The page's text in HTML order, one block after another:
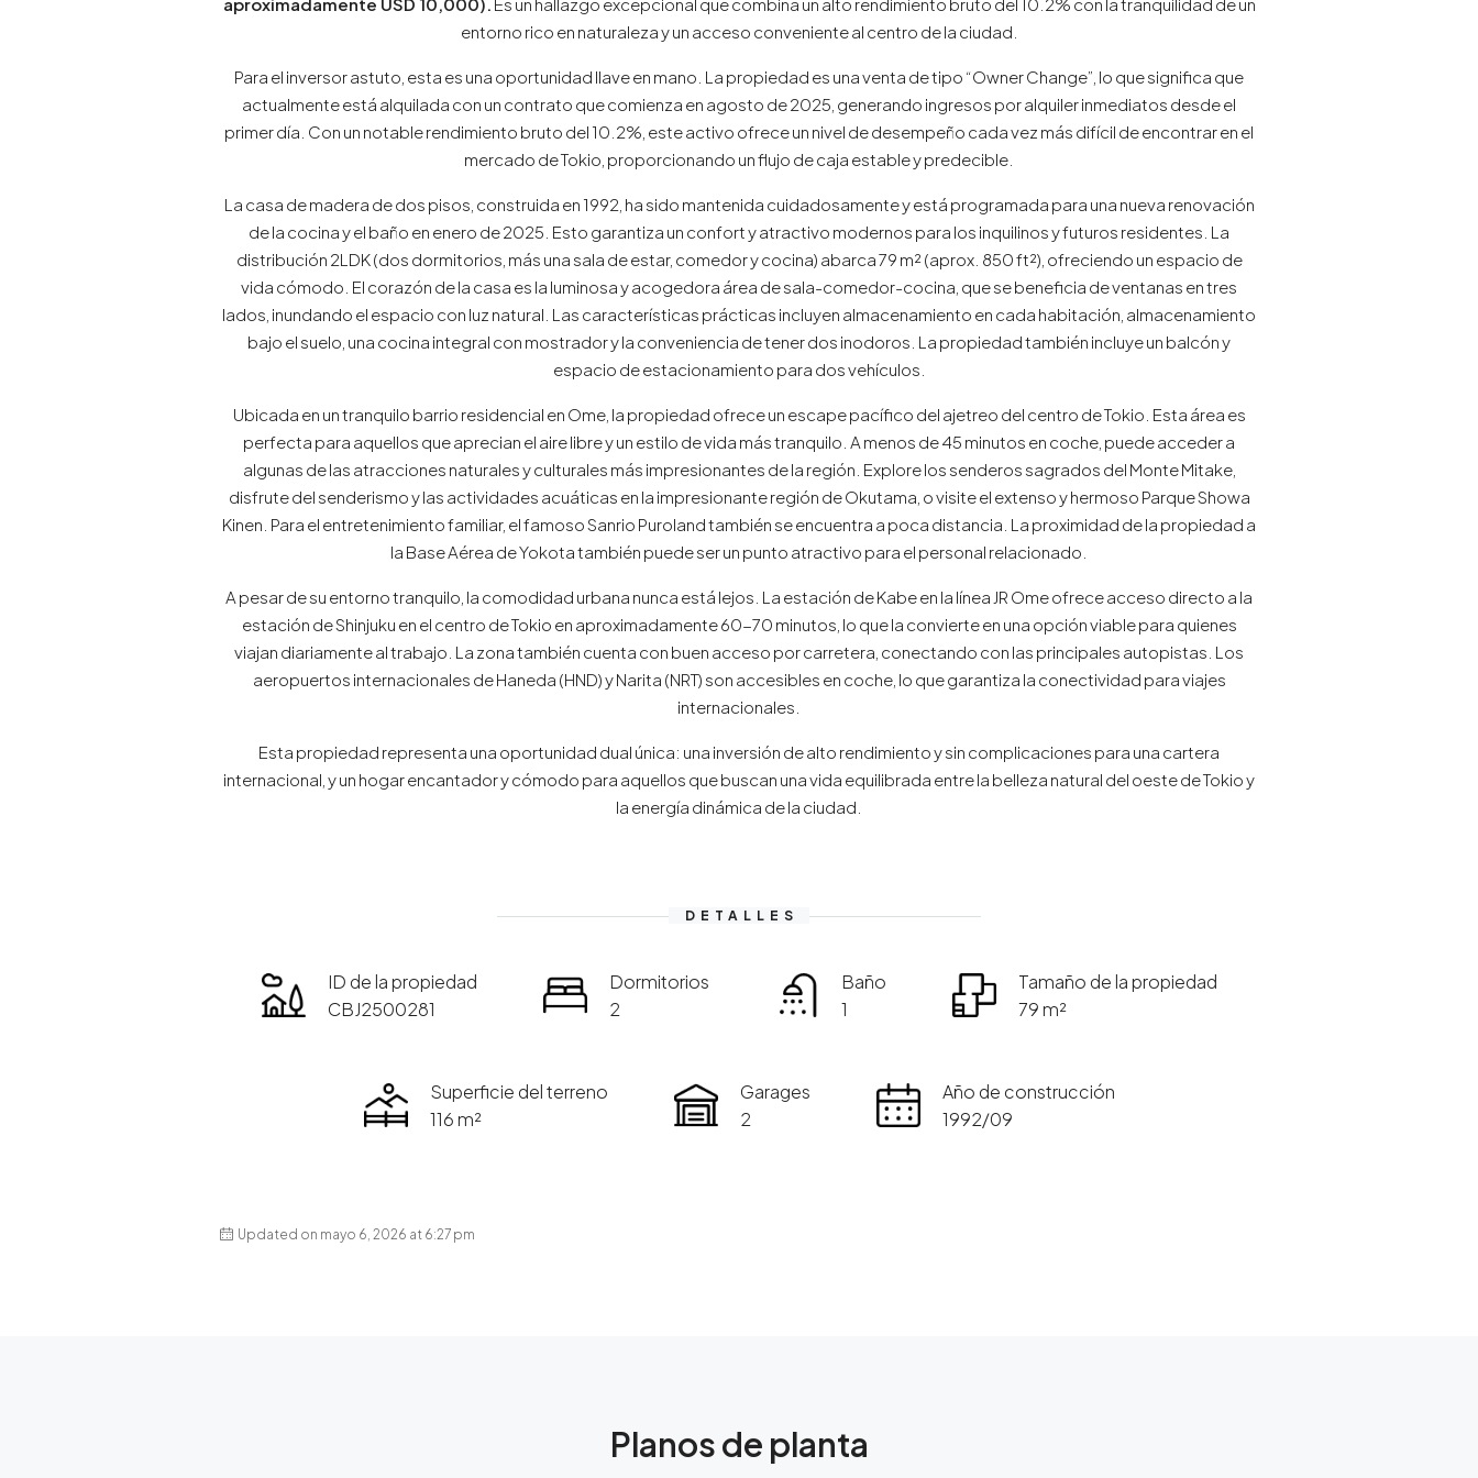
entorno rico en naturaleza y un acceso conveniente al centro de la ciudad.
Para el inversor astuto, esta es una oportunidad llave en mano. La propiedad es una venta de tipo “Owner Change”, lo que significa que
actualmente está alquilada con un contrato que comienza en agosto de 2025, generando ingresos por alquiler inmediatos desde el
primer día. Con un notable rendimiento bruto del 10.2%, este activo ofrece un nivel de desempeño cada vez más difícil de encontrar en el
mercado de Tokio, proporcionando un flujo de caja estable y predecible.
La casa de madera de dos pisos, construida en 1992, ha sido mantenida cuidadosamente y está programada para una nueva renovación
de la cocina y el baño en enero de 2025. Esto garantiza un confort y atractivo modernos para los inquilinos y futuros residentes. La
distribución 2LDK (dos dormitorios, más una sala de estar, comedor y cocina) abarca 79 m² (aprox. 850 ft²), ofreciendo un espacio de
vida cómodo. El corazón de la casa es la luminosa y acogedora área de sala-comedor-cocina, que se beneficia de ventanas en tres
lados, inundando el espacio con luz natural. Las características prácticas incluyen almacenamiento en cada habitación, almacenamiento
bajo el suelo, una cocina integral con mostrador y la conveniencia de tener dos inodoros. La propiedad también incluye un balcón y
espacio de estacionamiento para dos vehículos.
Ubicada en un tranquilo barrio residencial en Ome, la propiedad ofrece un escape pacífico del ajetreo del centro de Tokio. Esta área es
perfecta para aquellos que aprecian el aire libre y un estilo de vida más tranquilo. A menos de 45 minutos en coche, puede acceder a
algunas de las atracciones naturales y culturales más impresionantes de la región. Explore los senderos sagrados del Monte Mitake,
disfrute del senderismo y las actividades acuáticas en la impresionante región de Okutama, o visite el extenso y hermoso Parque Showa
Kinen. Para el entretenimiento familiar, el famoso Sanrio Puroland también se encuentra a poca distancia. La proximidad de la propiedad a
la Base Aérea de Yokota también puede ser un punto atractivo para el personal relacionado.
A pesar de su entorno tranquilo, la comodidad urbana nunca está lejos. La estación de Kabe en la línea JR Ome ofrece acceso directo a la
estación de Shinjuku en el centro de Tokio en aproximadamente 60-70 minutos, lo que la convierte en una opción viable para quienes
viajan diariamente al trabajo. La zona también cuenta con buen acceso por carretera, conectando con las principales autopistas. Los
aeropuertos internacionales de Haneda (HND) y Narita (NRT) son accesibles en coche, lo que garantiza la conectividad para viajes
internacionales.
Esta propiedad representa una oportunidad dual única: una inversión de alto rendimiento y sin complicaciones para una cartera
internacional, y un hogar encantador y cómodo para aquellos que buscan una vida equilibrada entre la belleza natural del oeste de Tokio y
la energía dinámica de la ciudad.
DETALLES
ID de la propiedad
CBJ2500281
Dormitorios
2
Baño
1
Tamaño de la propiedad
79 m²
Superficie del terreno
116 m²
Garages
2
Año de construcción
1992/09
Updated on mayo 6, 2026 at 6:27 pm
Planos de planta